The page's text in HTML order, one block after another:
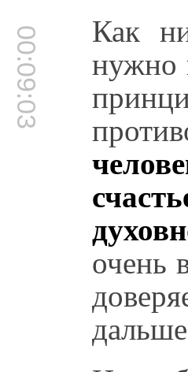
00:09:03 Как
нужно
очень